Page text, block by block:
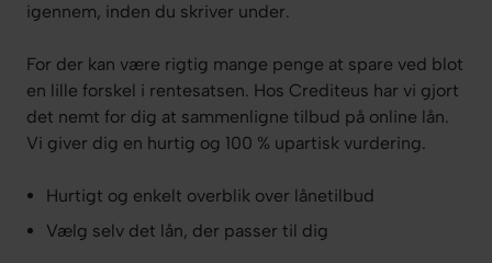
igennem, inden du skriver under.
For der kan være rigtig mange penge at spare ved blot
en lille forskel i rentesatsen. Hos Crediteus har vi gjort
det nemt for dig at sammenligne tilbud på online lån.
Vi giver dig en hurtig og 100 % upartisk vurdering.
Hurtigt og enkelt overblik over lånetilbud
Vælg selv det lån, der passer til dig